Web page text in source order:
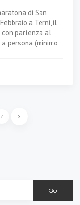
di San
a Terni, il
partenza al
persona (minimo
7
Go